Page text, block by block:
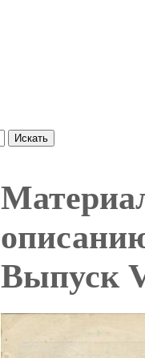
Искать
Выпуск